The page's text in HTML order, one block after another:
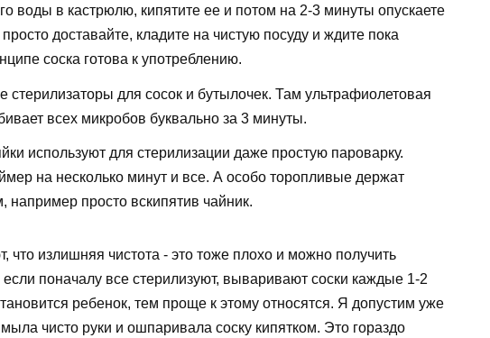
воды в кастрюлю, кипятите ее и потом на 2-3 минуты опускаете
просто доставайте, кладите на чистую посуду и ждите пока
соска готова к употреблению.
стерилизаторы для сосок и бутылочек. Там ультрафиолетовая
всех микробов буквально за 3 минуты.
используют для стерилизации даже простую пароварку.
на несколько минут и все. А особо торопливые держат
например просто вскипятив чайник.
что излишняя чистота - это тоже плохо и можно получить
поначалу все стерилизуют, вываривают соски каждые 1-2
ребенок, тем проще к этому относятся. Я допустим уже
чисто руки и ошпаривала соску кипятком. Это гораздо